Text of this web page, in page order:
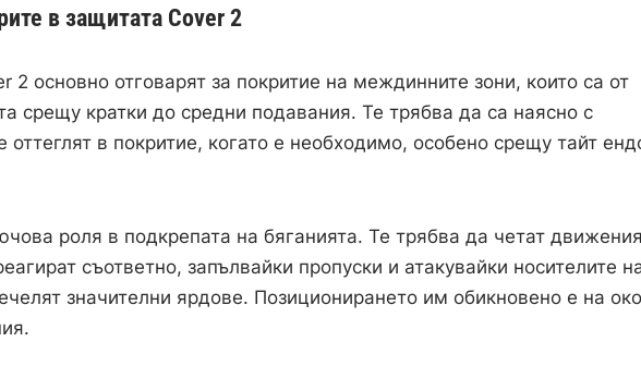
в защитата Cover 2
2 основно отговарят за покритие на междинните зони, които са от
срещу кратки до средни подавания. Те трябва да са наясно с
оттеглят в покритие, когато е необходимо, особено срещу тайт
роля в подкрепата на бяганията. Те трябва да четат
съответно, запълвайки пропуски и атакувайки носителите
значителни ярдове. Позиционирането им обикновено е на